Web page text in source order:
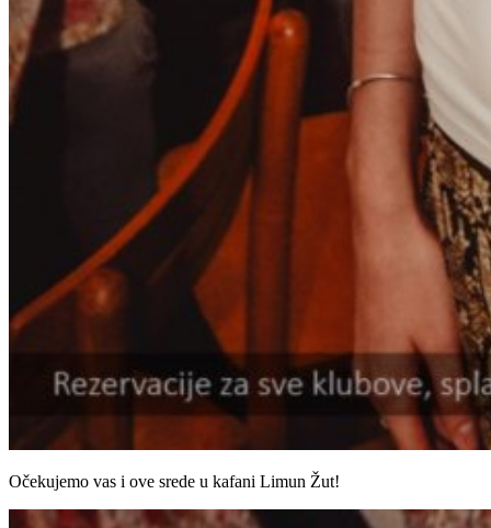
Očekujemo vas i ove srede u kafani Limun Žut!